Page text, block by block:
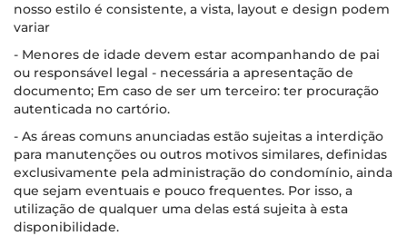
nosso estilo é consistente, a vista, layout e design podem
variar
- Menores de idade devem estar acompanhando de pai
ou responsável legal - necessária a apresentação de
documento; Em caso de ser um terceiro: ter procuração
autenticada no cartório.
- As áreas comuns anunciadas estão sujeitas a interdição
para manutenções ou outros motivos similares, definidas
exclusivamente pela administração do condomínio, ainda
que sejam eventuais e pouco frequentes. Por isso, a
utilização de qualquer uma delas está sujeita à esta
disponibilidade.